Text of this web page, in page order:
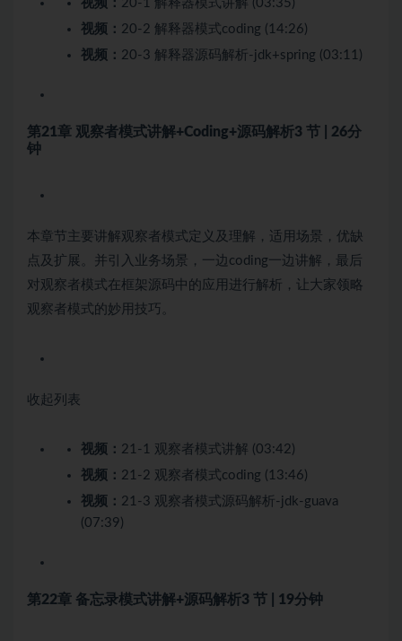
视频： 20-1 解释器模式讲解 (03:35)
视频： 20-2 解释器模式coding (14:26)
视频： 20-3 解释器源码解析-jdk+spring (03:11)
第21章 观察者模式讲解+Coding+源码解析3 节 | 26分
钟
本章节主要讲解观察者模式定义及理解，适用场景，优缺
点及扩展。并引入业务场景，一边coding一边讲解，最后
对观察者模式在框架源码中的应用进行解析，让大家领略
观察者模式的妙用技巧。
收起列表
视频： 21-1 观察者模式讲解 (03:42)
视频： 21-2 观察者模式coding (13:46)
视频： 21-3 观察者模式源码解析-jdk-guava
(07:39)
第22章 备忘录模式讲解+源码解析3 节 | 19分钟